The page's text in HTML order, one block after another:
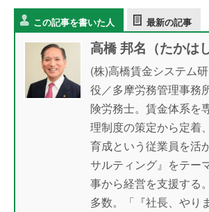
この記事を書いた人 最新の記事
高橋 邦名（たかは
(株)高橋賃金システム
役／多摩労務管理事務
険労務士。賃金体系を
理制度の策定から定着
育成という従業員を活
サルティング』をテー
事から経営を支援する
多数。「『社長、やり